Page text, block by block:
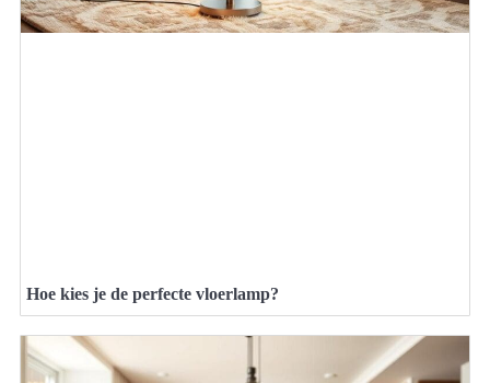
Hoe kies je de perfecte vloerlamp?